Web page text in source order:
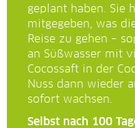
geplant haben. Sie
mitgegeben, was
Reise zu gehen –
an Süßwasser mit
Cocossaft in der
Nuss dann wieder
sofort wachsen.
Selbst nach 100